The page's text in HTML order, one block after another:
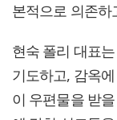
본적으로 의존하
현숙 폴리 대표
기도하고, 감옥
이 우편물을 받